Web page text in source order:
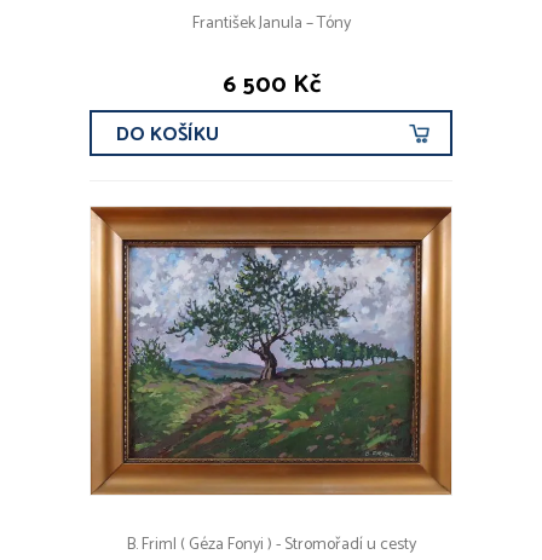
František Janula – Tóny
6 500 Kč
DO KOŠÍKU
B. Friml ( Géza Fonyi ) - Stromořadí u cesty